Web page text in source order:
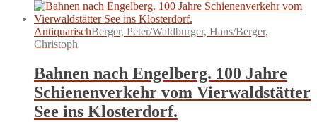
AntiquarischBerger, Peter/Waldburger, Hans/Berger,
Christoph
Bahnen nach Engelberg. 100 Jahre
Schienenverkehr vom Vierwaldstätter
See ins Klosterdorf.